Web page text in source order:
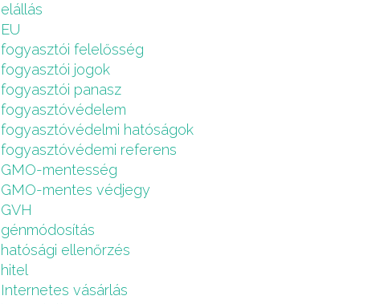
elállás
EU
fogyasztói felelősség
fogyasztói jogok
fogyasztói panasz
fogyasztóvédelem
fogyasztóvédelmi hatóságok
fogyasztóvédemi referens
GMO-mentesség
GMO-mentes védjegy
GVH
génmódosítás
hatósági ellenőrzés
hitel
Internetes vásárlás